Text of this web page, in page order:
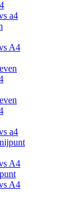
a4
A4
a4
A4
A4